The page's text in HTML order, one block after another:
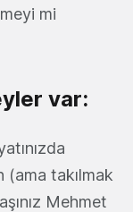
mi
var:
takılmak
Mehmet